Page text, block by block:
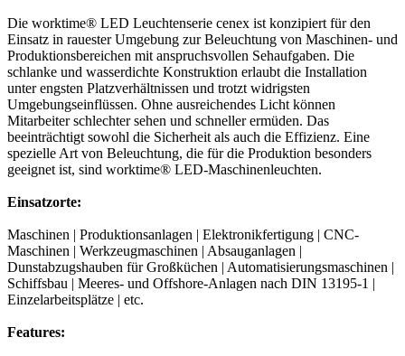
Die worktime® LED Leuchtenserie cenex ist konzipiert für den
Einsatz in rauester Umgebung zur Beleuchtung von Maschinen- und
Produktionsbereichen mit anspruchsvollen Sehaufgaben. Die
schlanke und wasserdichte Konstruktion erlaubt die Installation
unter engsten Platzverhältnissen und trotzt widrigsten
Umgebungseinflüssen. Ohne ausreichendes Licht können
Mitarbeiter schlechter sehen und schneller ermüden. Das
beeinträchtigt sowohl die Sicherheit als auch die Effizienz. Eine
spezielle Art von Beleuchtung, die für die Produktion besonders
geeignet ist, sind worktime® LED-Maschinenleuchten.
Einsatzorte:
Maschinen | Produktionsanlagen | Elektronikfertigung | CNC-
Maschinen | Werkzeugmaschinen | Absauganlagen |
Dunstabzugshauben für Großküchen | Automatisierungsmaschinen |
Schiffsbau | Meeres- und Offshore-Anlagen nach DIN 13195-1 |
Einzelarbeitsplätze | etc.
Features: